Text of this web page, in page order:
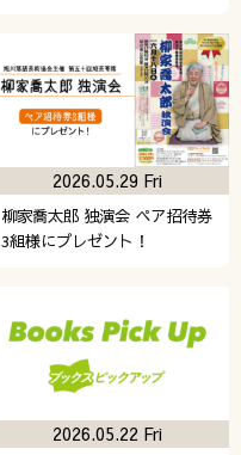
柳家喬太郎 独演会 ペア招待券
3組様にプレゼント！
2026.05.29 Fri
2026.05.22 Fri